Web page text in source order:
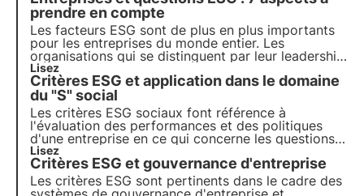
entreprises et leurs investisseurs.
prendre en compte
Les facteurs ESG sont de plus en plus importants
pour les entreprises du monde entier. Les
organisations qui se distinguent par leur leadership
sur ces questions font preuve d'un réel
engagement en faveur de la croissance en
intégrant les questions ESG dans leur stratégie
d'entreprise.
Lisez
Critères ESG et application dans le domaine
du "S" social
Les critères ESG sociaux font référence à
l'évaluation des performances et des politiques
d'une entreprise en ce qui concerne les questions
sociales pertinentes. Ces critères prennent en
compte l'impact social de l'entreprise sur les
parties prenantes, telles que les employés, les
communautés locales, les clients et les
Lisez
Critères ESG et gouvernance d'entreprise
Les critères ESG sont pertinents dans le cadre des